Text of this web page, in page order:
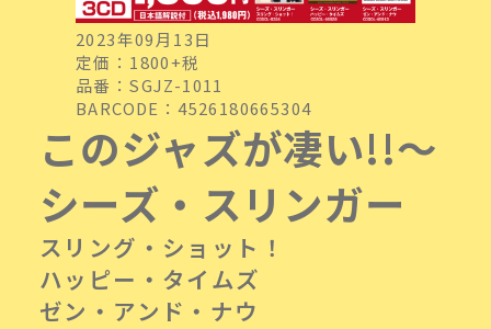
2023年09月13日
定価：1800+税
品番：SGJZ-1011
BARCODE：4526180665304
このジャズが凄い!!～
シーズ・スリンガー
スリング・ショット！
ハッピー・タイムズ
ゼン・アンド・ナウ